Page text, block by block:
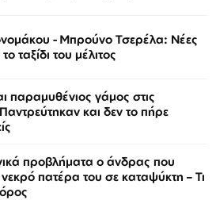
- Μπρούνο Τσερέλα: Νέες
ταξίδι του μέλιτος
παραμυθένιος γάμος στις
και δεν το πήρε
προβλήματα ο άνδρας που
πατέρα του σε καταψύκτη – Τι